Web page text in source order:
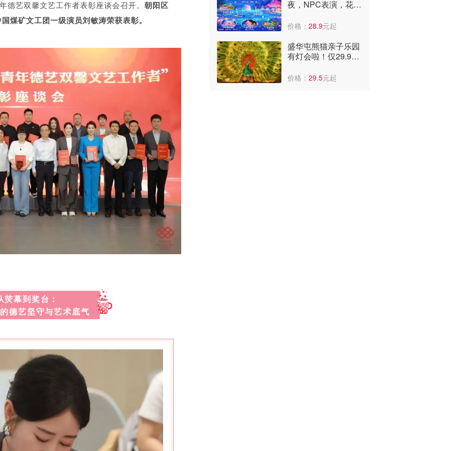
德艺双馨文艺工作者表彰座谈会召开。朝阳区
煤矿文工团一级演员刘敏涛荣获表彰。
荧幕到奖台：
德艺坚守与艺术底气
夜，NPC表演，花神
花！快来
价格： 28.9元起
盛华屯熊猫亲子乐园
有灯会啦！仅29.9
儿童乐园。
价格： 29.5元起